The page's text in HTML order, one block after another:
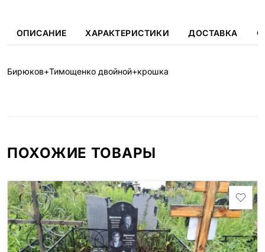
ОПИСАНИЕ ХАРАКТЕРИСТИКИ ДОСТАВКА
Бирюков+Тимощенко двойной+крошка
ПОХОЖИЕ ТОВАРЫ